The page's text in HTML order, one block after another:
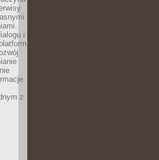
i
z